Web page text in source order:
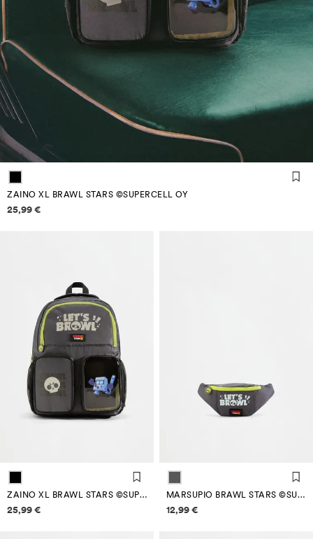
ZAINO XL BRAWL STARS ©SUPERCELL OY
Informazioni sui prezzi
25,99 €
ZAINO XL BRAWL STARS ©SUPERCELL OY
Informazioni sui prezzi
25,99 €
MARSUPIO BRAWL STARS ©SUPERCELL OY
Informazioni sui prezzi
12,99 €